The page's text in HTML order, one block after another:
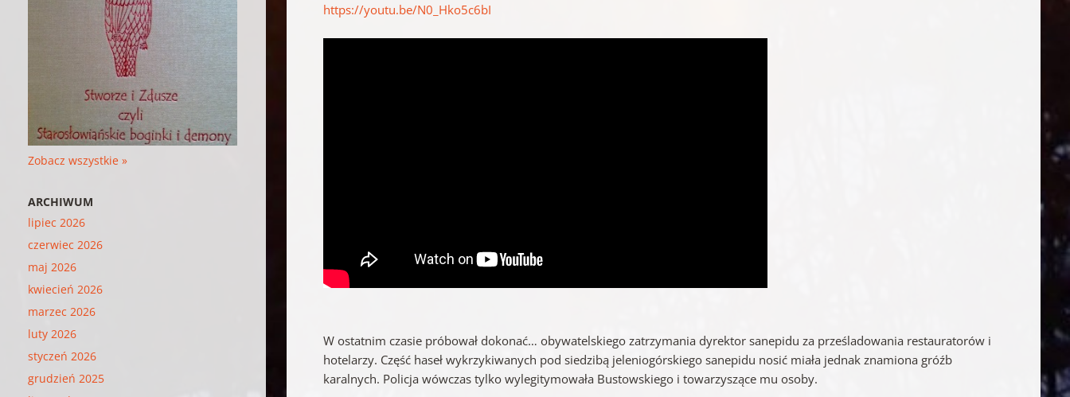
https://youtu.be/N0_Hko5c6bI
W ostatnim czasie próbował dokonać… obywatelskiego zatrzymania dyrektor sanepidu za prześladowania restauratorów i
hotelarzy. Część haseł wykrzykiwanych pod siedzibą jeleniogórskiego sanepidu nosić miała jednak znamiona gróźb
karalnych. Policja wówczas tylko wylegitymowała Bustowskiego i towarzyszące mu osoby.
Zobacz wszystkie »
ARCHIWUM
lipiec 2026
czerwiec 2026
maj 2026
kwiecień 2026
marzec 2026
luty 2026
styczeń 2026
grudzień 2025